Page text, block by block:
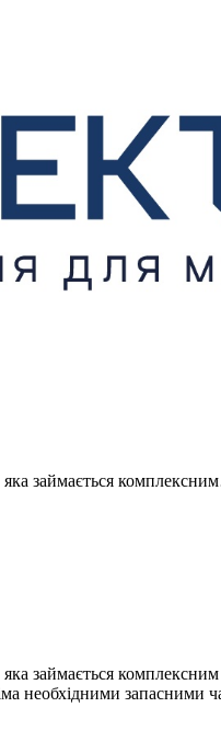
займається
займається
необхідними запасними